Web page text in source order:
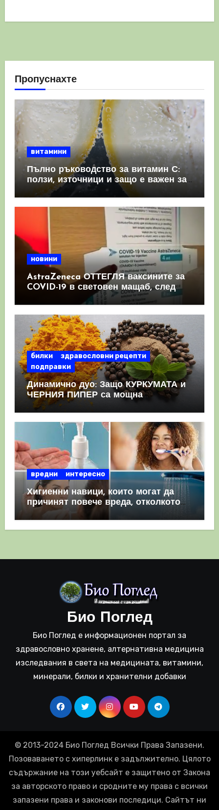
Пропуснахте
витамини
Пълно ръководство за витамин С:
ползи, източници и защо е важен за
имунната система
новини
AstraZeneca ОТТЕГЛЯ ваксините за
COVID-19 в световен мащаб, след
като призна, че те причиняват
билки
здравословни рецепти
подправки
Динамично дуо: Защо КУРКУМАТА и
ЧЕРНИЯ ПИПЕР са мощна
комбинация
вредни интересно
Хигиенни навици, които могат да
причинят повече вреда, отколкото
полза
Био Поглед
Био Поглед е информационен портал за
здравословно хранене, алтернативна медицина
изследвания в света на медицината, витамини,
минерали, билки и хранителни добавки
© 2013-2024 Био Поглед Всички Права Запазени.
Позоваването с хиперлинк е задължително. Цялото
съдържание на този уебсайт е защитено от Закона
за авторското право и сродните му права с всички
запазени права и законови последици. Сайтът ни